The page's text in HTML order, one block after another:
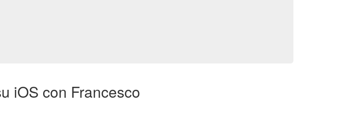
iOS con Francesco